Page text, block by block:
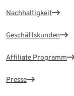
Nachhaltigkeit
Geschäftskunden
Affiliate Programm
Presse